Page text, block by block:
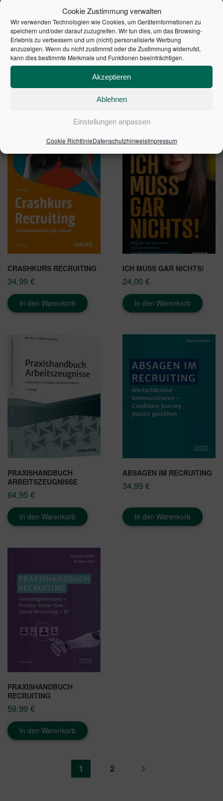
Cookie Zustimmung verwalten
Wir verwenden Technologien wie Cookies, um Geräteinformationen zu
speichern und/oder darauf zuzugreifen. Wir tun dies, um das Browsing-
Erlebnis zu verbessern und um (nicht) personalisierte Werbung
anzuzeigen. Wenn du nicht zustimmst oder die Zustimmung widerrufst,
kann dies bestimmte Merkmale und Funktionen beeinträchtigen.
Akzeptieren
Ablehnen
Einstellungen anpassen
Cookie RichtlinieDatenschutzhinweisImpressum
HYBRIDES ARBEITEN IN
UNTERNEHMEN
NEW WORK UTOPIA
34,95€
CRASHKURS RECRUITING
34,99 €
In den Warenkorb
ICH MUSS GAR NICHTS!
24,00 €
In den Warenkorb
PRAXISHANDBUCH
ARBEITSZEUGNISSE
64,95 €
In den Warenkorb
ABSAGEN IM RECRUITING
34,99 €
In den Warenkorb
PRAXISHANDBUCH
RECRUITING
59,99 €
In den Warenkorb
1 2